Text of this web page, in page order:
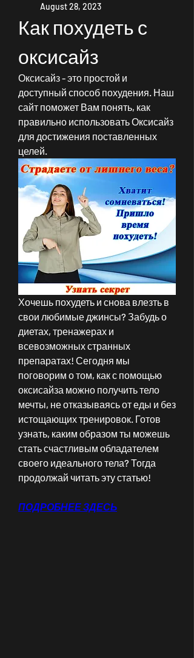
August 28, 2023
Как похудеть с
оксисайз
Оксисайз - это простой и
доступный способ похудения. Наш
сайт поможет Вам понять, как
правильно использовать Оксисайз
для достижения поставленных
целей.
Хочешь похудеть и снова влезть в
свои любимые джинсы? Забудь о
диетах, тренажерах и
всевозможных странных
препаратах! Сегодня мы
поговорим о том, как с помощью
оксисайза можно получить тело
мечты, не отказываясь от еды и без
истощающих тренировок. Готов
узнать, каким образом ты можешь
стать счастливым обладателем
своего идеального тела? Тогда
продолжай читать эту статью!
ПОДРОБНЕЕ ЗДЕСЬ